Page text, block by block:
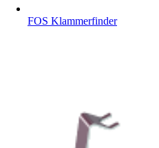
FOS Klammerfinder